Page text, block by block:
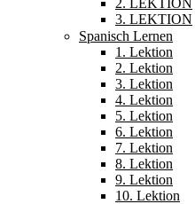
3. LEKTION
Spanisch Lernen
1. Lektion
2. Lektion
3. Lektion
4. Lektion
5. Lektion
6. Lektion
7. Lektion
8. Lektion
9. Lektion
10. Lektion